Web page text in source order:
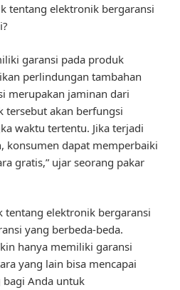
tentang elektronik bergaransi
garansi pada produk
perlindungan tambahan
merupakan jaminan dari
tersebut akan berfungsi
waktu tertentu. Jika terjadi
konsumen dapat memperbaiki
gratis,” ujar seorang pakar
tentang elektronik bergaransi
yang berbeda-beda.
hanya memiliki garansi
yang lain bisa mencapai
Anda untuk